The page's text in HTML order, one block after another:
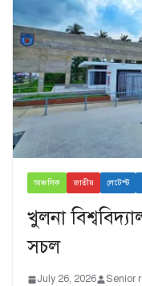
আঞ্চলিক জাতীয় লেটেস্ট
খুলনা
সচল
July 26, 2026 Senior